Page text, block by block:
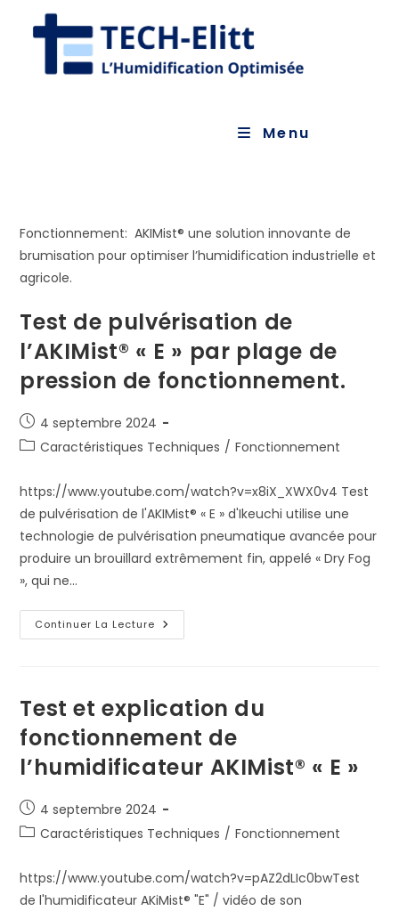
Menu
Fonctionnement: AKIMist® une solution innovante de
brumisation pour optimiser l’humidification industrielle et
agricole.
Test de pulvérisation de
l’AKIMist® « E » par plage de
pression de fonctionnement.
Publication
publiée :
4 septembre 2024
PostCaractéristiques Techniques / Fonctionnement
https://www.youtube.com/watch?v=x8iX_XWX0v4 Test
de pulvérisation de l'AKIMist® « E » d'Ikeuchi utilise une
technologie de pulvérisation pneumatique avancée pour
produire un brouillard extrêmement fin, appelé « Dry Fog
», qui ne…
Continuer La Lecture Test
De
Par
Plage
Pression
De
Fonctionnement.
Test et explication du
fonctionnement de
l’humidificateur AKIMist® « E »
Publication
publiée :
4 septembre 2024
PostCaractéristiques Techniques / Fonctionnement
https://www.youtube.com/watch?v=pAZ2dLIc0bwTest
de l'humidificateur AKiMist® "E" / vidéo de son